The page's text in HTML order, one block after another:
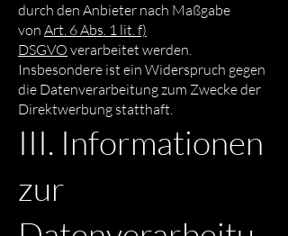
durch den Anbieter nach Maßgabe
von Art. 6 Abs. 1 lit. f)
DSGVO verarbeitet werden.
Insbesondere ist ein Widerspruch gegen
die Datenverarbeitung zum Zwecke der
Direktwerbung statthaft.
III. Informationen
zur